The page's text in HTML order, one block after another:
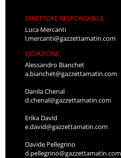
DIRETTORE RESPONSABILE
Luca Mercanti
l.mercanti@gazzettamatin.com
REDAZIONE
Alessandro Bianchet
a.bianchet@gazzettamatin.com
Danila Chenal
d.chenal@gazzettamatin.com
Erika David
e.david@gazzettamatin.com
Davide Pellegrino
d.pellegrino@gazzettamatin.com